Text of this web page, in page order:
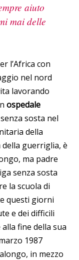
aiuto
mai delle
l’Africa con
nel nord
lavorando
ospedale
sosta nel
della
della guerriglia, è
ma padre
senza sosta
la scuola di
questi giorni
e dei difficili
fine della sua
1987
in mezzo